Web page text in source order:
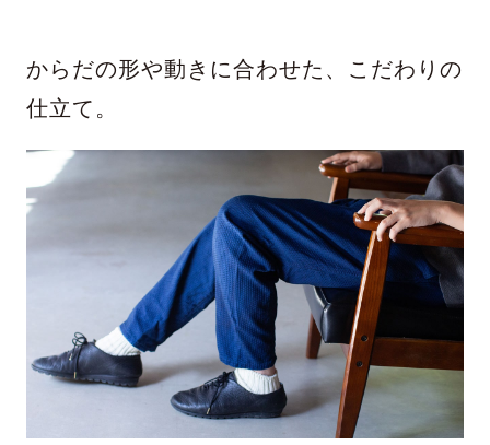
からだの形や動きに合わせた、こだわりの
仕立て。